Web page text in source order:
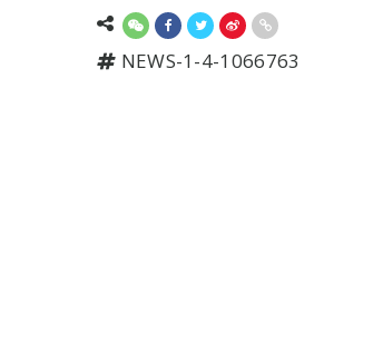
NEWS-1-4-1066763